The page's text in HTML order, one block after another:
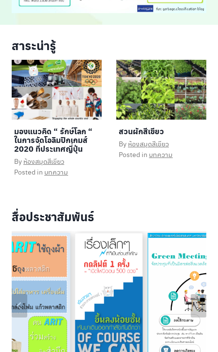
สาระน่ารู้
มองแนวคิด “ รักษ์โลก “
ในการจัดโอลิมปิกเกมส์
2020 ที่ประเทศญี่ปุ่น
By ห้องสมุดสีเขียว
Posted in บทความ
สวนผักสีเขียว
By ห้องสมุดสีเขียว
Posted in บทความ
สื่อประชาสัมพันธ์